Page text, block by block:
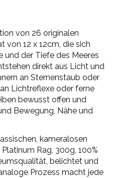
von 26 originalen
von 12 x 12cm, die sich
und der Tiefe des Meeres
direkt aus Licht und
an Sternenstaub oder
Lichtreflexe oder ferne
bewusst offen und
Bewegung, Nähe und
kameralosen
Rag, 300g, 100%
belichtet und
Prozess macht jede